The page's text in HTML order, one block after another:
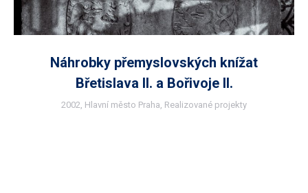
Náhrobky přemyslovských knížat
Břetislava II. a Bořivoje II.
2002 Hlavní město Praha Realizované projekty